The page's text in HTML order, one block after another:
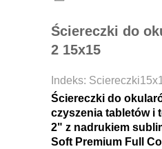
Ściereczki do
2 15x15
Indeks:
Ściereczki do
czyszenia tabletów i
2" z nadrukiem
Soft Premium Full